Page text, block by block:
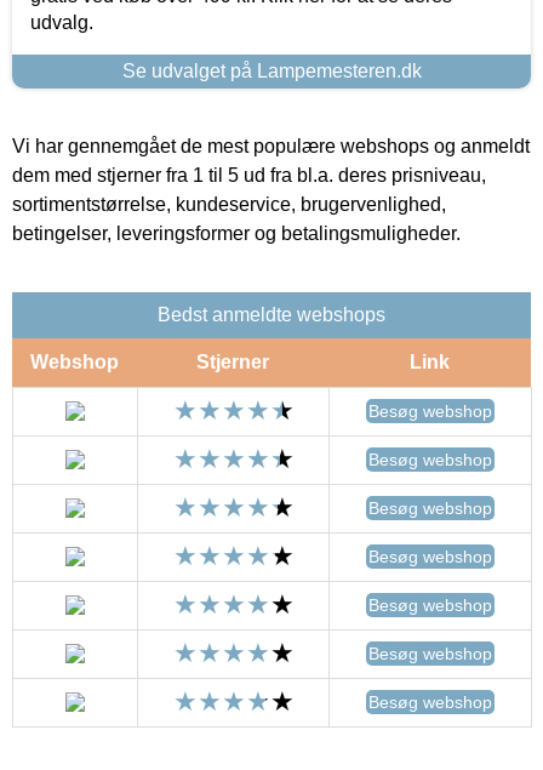
udvalg.
Se udvalget på Lampemesteren.dk
Vi har gennemgået de mest populære webshops og anmeldt
dem med stjerner fra 1 til 5 ud fra bl.a. deres prisniveau,
sortimentstørrelse, kundeservice, brugervenlighed,
betingelser, leveringsformer og betalingsmuligheder.
Bedst anmeldte webshops
Webshop Stjerner Link
Besøg webshop
Besøg webshop
Besøg webshop
Besøg webshop
Besøg webshop
Besøg webshop
Besøg webshop